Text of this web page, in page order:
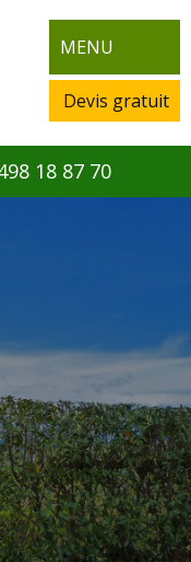
MENU
Devis gratuit
18 87 70